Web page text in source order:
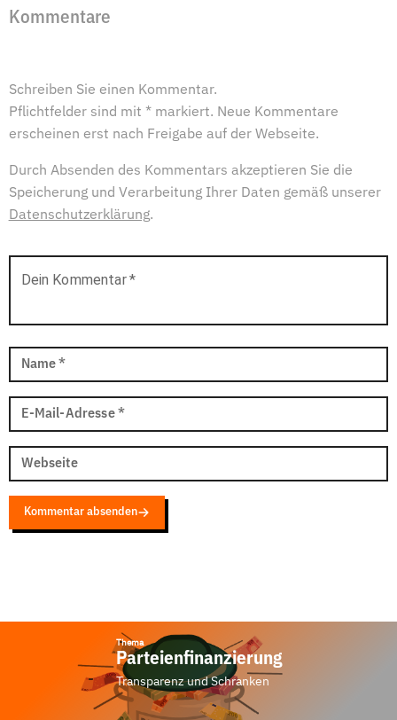
Kommentare
Schreiben Sie einen Kommentar.
Pflichtfelder sind mit * markiert. Neue Kommentare
erscheinen erst nach Freigabe auf der Webseite.
Durch Absenden des Kommentars akzeptieren Sie die
Speicherung und Verarbeitung Ihrer Daten gemäß unserer
Datenschutzerklärung.
Dein Kommentar*
Name *
E-Mail-Adresse *
Webseite
Kommentar absenden
Thema
Parteienfinanzierung
Transparenz und Schranken